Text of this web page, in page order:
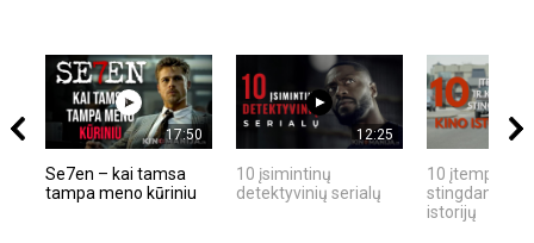
17:50
Se7en – kai tamsa
tampa meno kūriniu
12:25
10 įsimintinų
detektyvinių serialų
10 įtemptų,
stingdančių
istorijų